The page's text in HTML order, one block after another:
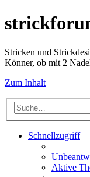
Stricken und
Könner, ob mit 2
Zum Inhalt
Schnellzugriff
Aktive